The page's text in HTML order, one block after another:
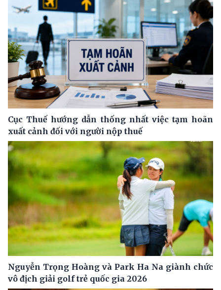
Cục Thuế hướng dẫn thống nhất việc tạm hoãn
xuất cảnh đối với người nộp thuế
Nguyễn Trọng Hoàng và Park Ha Na giành chức
vô địch giải golf trẻ quốc gia 2026